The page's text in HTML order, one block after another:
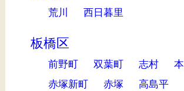
荒川 西日暮里
板橋区
前野町 双葉町 志村
赤塚新町
赤塚 高島平